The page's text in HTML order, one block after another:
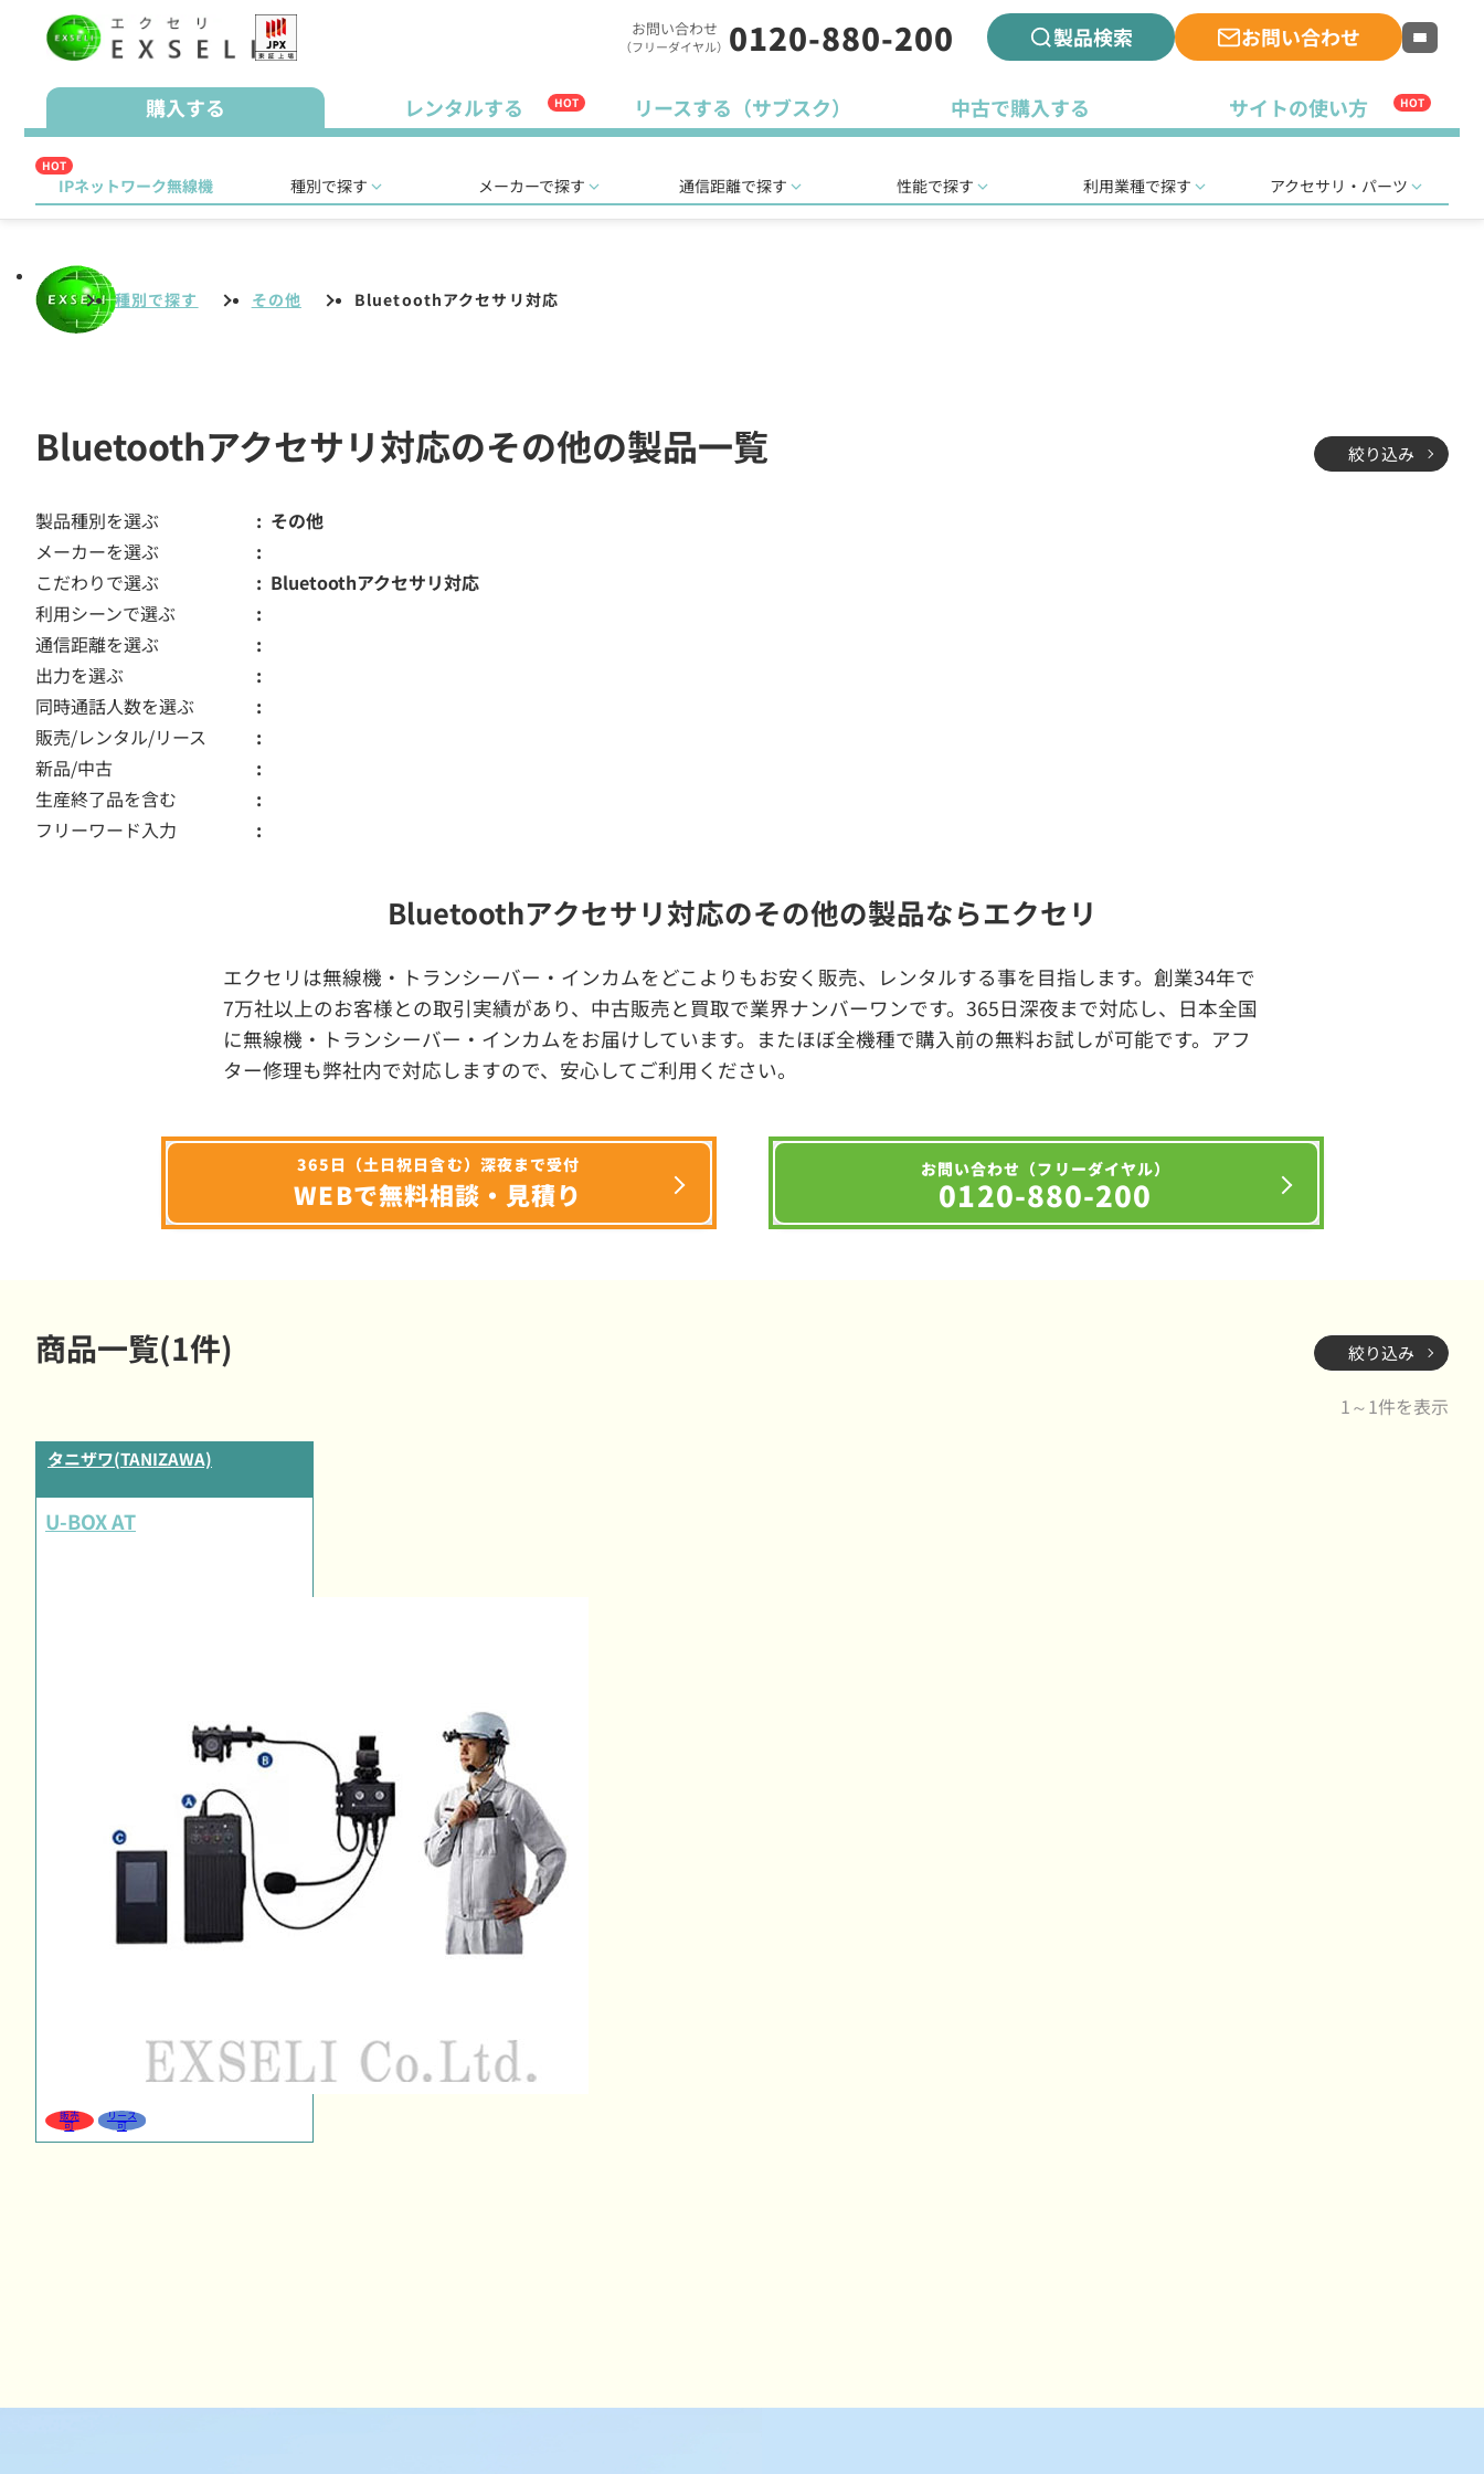
お問い合わせ
（フリーダイヤル） 0120-880-200 製品検索 お問い合わせ
購入する レンタルする HOT リースする（サブスク） 中古で購入する サイトの使い方 HOT
HOT
IPネットワーク無線機 種別で探す メーカーで探す 通信距離で探す 性能で探す 利用業種で探す アクセサリ・パーツ
種別で探す その他 Bluetoothアクセサリ対応
Bluetoothアクセサリ対応のその他の製品一覧 絞り込み
製品種別を選ぶ
その他
メーカーを選ぶ
こだわりで選ぶ
Bluetoothアクセサリ対応
利用シーンで選ぶ
通信距離を選ぶ
出力を選ぶ
同時通話人数を選ぶ
販売/レンタル/リース
新品/中古
生産終了品を含む
フリーワード入力
Bluetoothアクセサリ対応のその他の製品ならエクセリ
エクセリは無線機・トランシーバー・インカムをどこよりもお安く販売、レンタルする事を目指します。創業34年で
7万社以上のお客様との取引実績があり、中古販売と買取で業界ナンバーワンです。365日深夜まで対応し、日本全国
に無線機・トランシーバー・インカムをお届けしています。またほぼ全機種で購入前の無料お試しが可能です。アフ
ター修理も弊社内で対応しますので、安心してご利用ください。
365日（土日祝日含む）深夜まで受付
WEBで無料相談・見積り
お問い合わせ（フリーダイヤル）
0120-880-200
商品一覧(1件) 絞り込み
1～1件を表示
タニザワ(TANIZAWA)
U-BOX AT
販売
可
リース
可